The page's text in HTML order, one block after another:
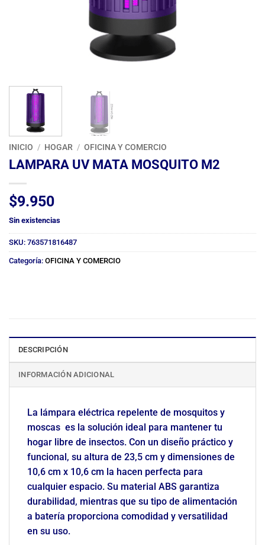
INICIO / HOGAR / OFICINA Y COMERCIO
LAMPARA UV MATA MOSQUITO M2
$9.950
Sin existencias
SKU: 763571816487
Categoría: OFICINA Y COMERCIO
DESCRIPCIÓN
INFORMACIÓN ADICIONAL
La lámpara eléctrica repelente de mosquitos y
moscas es la solución ideal para mantener tu
hogar libre de insectos. Con un diseño práctico y
funcional, su altura de 23,5 cm y dimensiones de
10,6 cm x 10,6 cm la hacen perfecta para
cualquier espacio. Su material ABS garantiza
durabilidad, mientras que su tipo de alimentación
a batería proporciona comodidad y versatilidad
en su uso.